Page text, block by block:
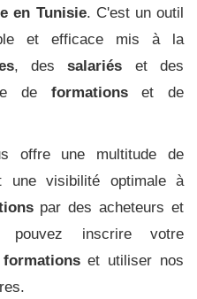
en Tunisie. C'est un outil
et efficace mis à la
, dessalariés et des
de formationset de
offre une multitude de
une visibilité optimale à
par des acheteurs et
pouvez inscrire votre
formationset utiliser nos